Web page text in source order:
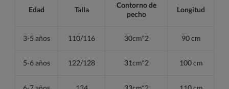
Edad Talla
Contorno de
pecho
Longitud
3-5 años 110/116 30cm*2 90 cm
5-6 años 122/128 31cm*2 100 cm